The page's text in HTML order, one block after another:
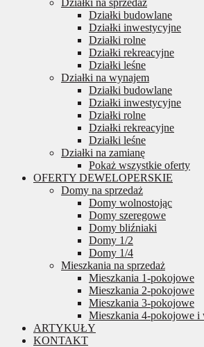
Działki na sprzedaż
Działki budowlane
Działki inwestycyjne
Działki rolne
Działki rekreacyjne
Działki leśne
Działki na wynajem
Działki budowlane
Działki inwestycyjne
Działki rolne
Działki rekreacyjne
Działki leśne
Działki na zamianę
Pokaż wszystkie oferty
OFERTY DEWELOPERSKIE
Domy na sprzedaż
Domy wolnostojąc
Domy szeregowe
Domy bliźniaki
Domy 1/2
Domy 1/4
Mieszkania na sprzedaż
Mieszkania 1-pokojowe
Mieszkania 2-pokojowe
Mieszkania 3-pokojowe
Mieszkania 4-pokojowe i
ARTYKUŁY
KONTAKT